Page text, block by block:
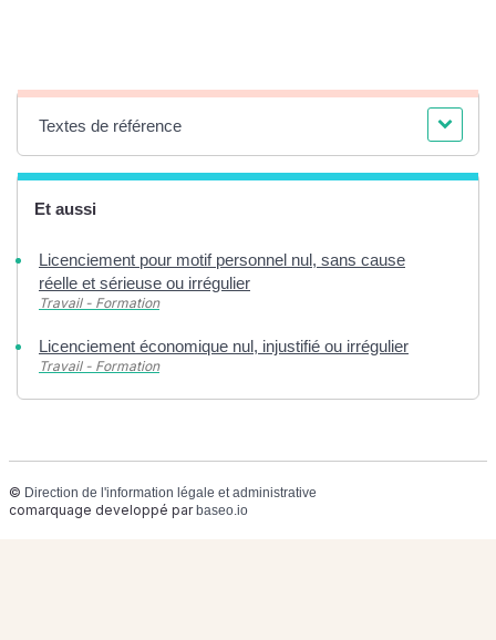
Textes de référence
Et aussi
Licenciement pour motif personnel nul, sans cause
réelle et sérieuse ou irrégulier
Travail - Formation
Licenciement économique nul, injustifié ou irrégulier
Travail - Formation
© Direction de l'information légale et administrative
comarquage developpé par baseo.io